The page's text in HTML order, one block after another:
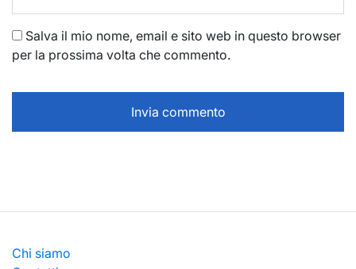
Salva il mio nome, email e sito web in questo browser
per la prossima volta che commento.
Chi siamo